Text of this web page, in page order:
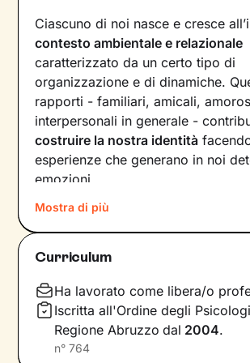
Ciascuno di noi nasce e cresce
contesto ambientale e relazionale
caratterizzato da un certo tipo di
organizzazione e di dinamiche.
rapporti - familiari, amicali,
interpersonali in generale -
costruire la nostra identità
esperienze che generano in noi
emozioni.
Quando il benessere viene a
motivazione è da ricercare proprio
delle dinamiche relazionali,
lavorare prima di tutto sulla
poi sullacostruzione di nuovi
aiuteranno a vedere il mondo sotto
diversa.
Mostra di più
Curriculum
Ha lavorato come libera/o
Iscritta all'Ordine degli
Regione Abruzzo dal 2004.
n° 764